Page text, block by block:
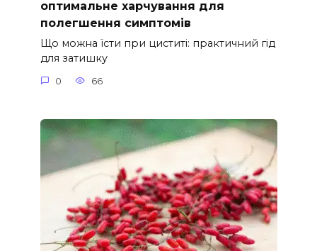
оптимальне харчування для
полегшення симптомів
Що можна їсти при циститі: практичний гід
для затишку
0 66